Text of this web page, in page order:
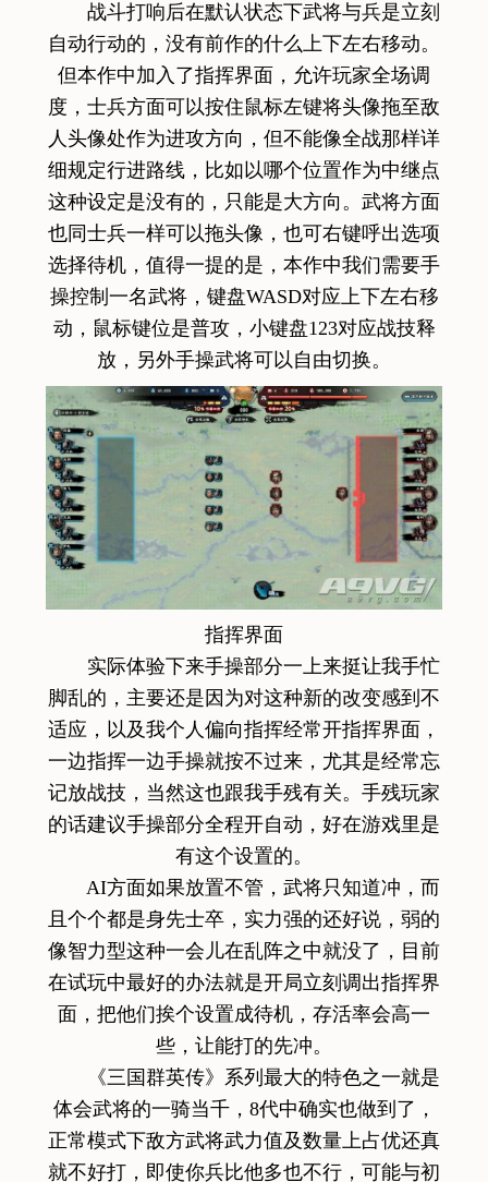
战斗打响后在默认状态下武将与兵是立刻
自动行动的，没有前作的什么上下左右移动。
但本作中加入了指挥界面，允许玩家全场调
度，士兵方面可以按住鼠标左键将头像拖至敌
人头像处作为进攻方向，但不能像全战那样详
细规定行进路线，比如以哪个位置作为中继点
这种设定是没有的，只能是大方向。武将方面
也同士兵一样可以拖头像，也可右键呼出选项
选择待机，值得一提的是，本作中我们需要手
操控制一名武将，键盘WASD对应上下左右移
动，鼠标键位是普攻，小键盘123对应战技释
放，另外手操武将可以自由切换。
指挥界面
实际体验下来手操部分一上来挺让我手忙
脚乱的，主要还是因为对这种新的改变感到不
适应，以及我个人偏向指挥经常开指挥界面，
一边指挥一边手操就按不过来，尤其是经常忘
记放战技，当然这也跟我手残有关。手残玩家
的话建议手操部分全程开自动，好在游戏里是
有这个设置的。
AI方面如果放置不管，武将只知道冲，而
且个个都是身先士卒，实力强的还好说，弱的
像智力型这种一会儿在乱阵之中就没了，目前
在试玩中最好的办法就是开局立刻调出指挥界
面，把他们挨个设置成待机，存活率会高一
些，让能打的先冲。
《三国群英传》系列最大的特色之一就是
体会武将的一骑当千，8代中确实也做到了，
正常模式下敌方武将武力值及数量上占优还真
就不好打，即使你兵比他多也不行，可能与初